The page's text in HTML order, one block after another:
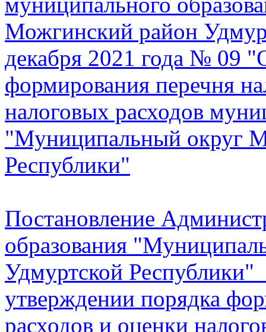
Можгинский район
декабря 2021 года № 09
формирования перечня
налоговых расходов
"Муниципальный округ
Республики"
Постановление
образования
Удмуртской
утверждении порядка
расходов и оценки